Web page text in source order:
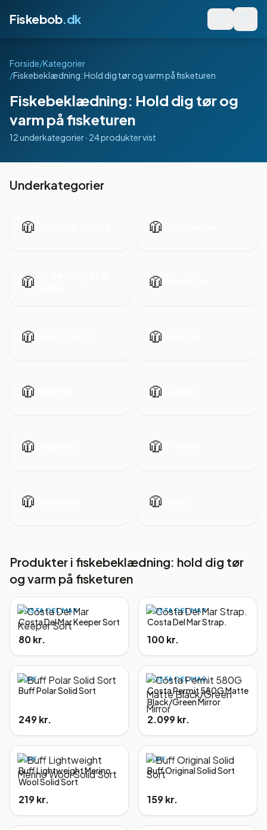
Fiskebob.dk
Forside/Kategorier
/Fiskebeklædning: Hold dig tør og varm på fisketuren
Fiskebeklædning: Hold dig tør og
varm på fisketuren
12underkategorier · 24produkter vist
Underkategorier
🧥 🧥
🧥 🧥
🧥 🧥
🧥 🧥
🧥 🧥
🧥 🧥
Produkter i fiskebeklædning: hold dig tør
og varm på fisketuren
COSTA DEL MAR
Costa Del Mar Keeper Sort
80 kr.
COSTA DEL MAR
Costa Del Mar Strap.
100 kr.
BUFF
Buff Polar Solid Sort
249 kr.
COSTA DEL MAR
Costa Permit 580G Matte
Black/Green Mirror
2.099 kr.
BUFF
Buff Lightweight Merino
Wool Solid Sort
219 kr.
BUFF
Buff Original Solid Sort
159 kr.